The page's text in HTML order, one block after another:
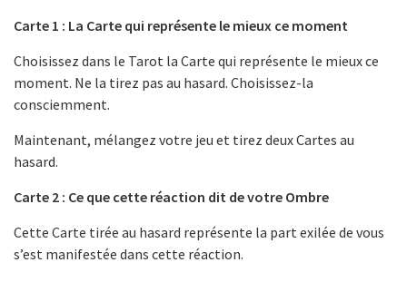
Carte 1 : La Carte qui représente le mieux ce moment
Choisissez dans le Tarot la Carte qui représente le mieux ce
moment. Ne la tirez pas au hasard. Choisissez-la
consciemment.
Maintenant, mélangez votre jeu et tirez deux Cartes au
hasard.
Carte 2 : Ce que cette réaction dit de votre Ombre
Cette Carte tirée au hasard représente la part exilée de vous
s’est manifestée dans cette réaction.